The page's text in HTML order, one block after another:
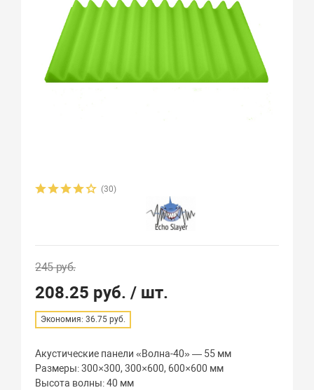
(30)
245 руб.
208.25 руб. / шт.
Экономия: 36.75 руб.
Акустические панели «Волна-40» — 55 мм
Размеры: 300×300, 300×600, 600×600 мм
Высота волны: 40 мм